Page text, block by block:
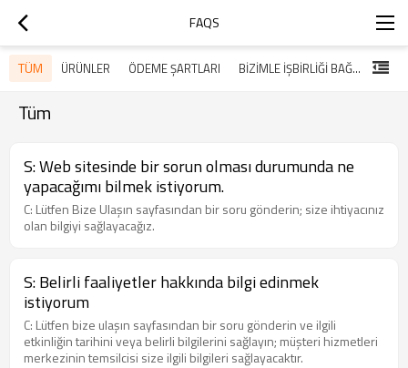
FAQS
TÜM ÜRÜNLER ÖDEME ŞARTLARI BIZIMLE IŞBIRLIĞI BAĞLARI KURUN
Tüm
S: Web sitesinde bir sorun olması durumunda ne
yapacağımı bilmek istiyorum.
C: Lütfen Bize Ulaşın sayfasından bir soru gönderin; size ihtiyacınız
olan bilgiyi sağlayacağız.
S: Belirli faaliyetler hakkında bilgi edinmek
istiyorum
C: Lütfen bize ulaşın sayfasından bir soru gönderin ve ilgili
etkinliğin tarihini veya belirli bilgilerini sağlayın; müşteri hizmetleri
merkezinin temsilcisi size ilgili bilgileri sağlayacaktır.